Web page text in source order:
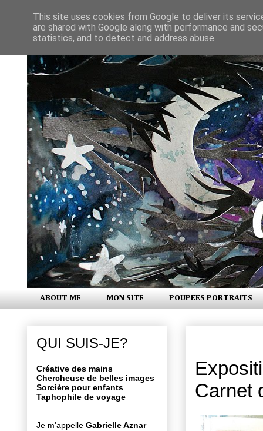
ABOUT ME MON SITE POUPEES PORTRAITS
Carnet
QUI SUIS-JE?
Créative des mains
Chercheuse de belles images
Sorcière pour enfants
Taphophile de voyage
Je m'appelle Gabrielle Aznar
This site uses cookies from Google to deliver its
are shared with Google along with performance and
statistics, and to detect and address abuse.